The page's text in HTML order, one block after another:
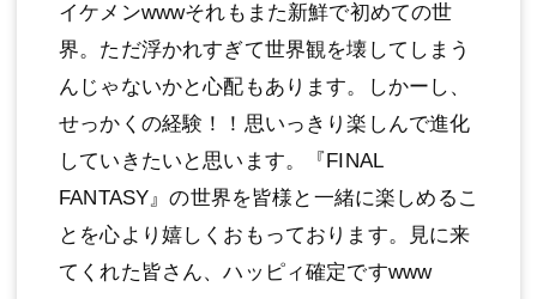
イケメンwwwそれもまた新鮮で初めての世
界。ただ浮かれすぎて世界観を壊してしまう
んじゃないかと⼼配もあります。しかーし、
せっかくの経験！！思いっきり楽しんで進化
していきたいと思います。『FINAL
FANTASY』の世界を皆様と⼀緒に楽しめるこ
とを⼼より嬉しくおもっております。⾒に来
てくれた皆さん、ハッピィ確定ですwww